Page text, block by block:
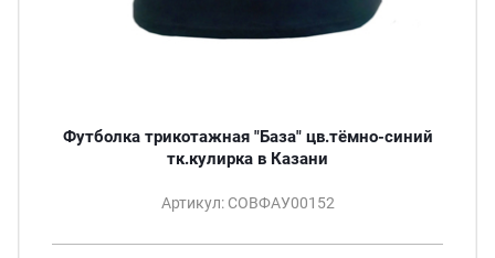
Футболка трикотажная "База" цв.тёмно-синий
тк.кулирка в Казани
Артикул: СОВФАУ00152